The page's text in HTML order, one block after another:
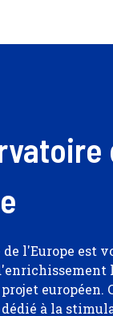
l'Europe est
européen.
à la